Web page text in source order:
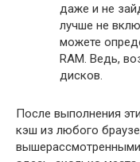
даже и не
лучше не
можете
RAM. Ведь,
дисков.
После выполнения
кэш из любого